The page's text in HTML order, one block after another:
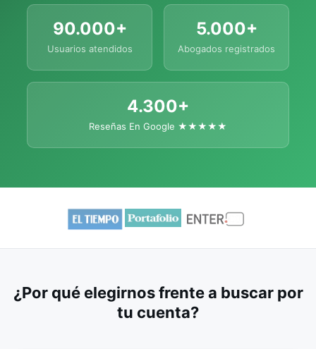
90.000+
Usuarios atendidos
5.000+
Abogados registrados
4.300+
Reseñas En Google ★★★★★
¿Por qué elegirnos frente a buscar por
tu cuenta?